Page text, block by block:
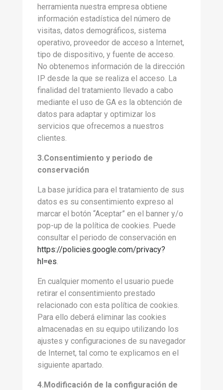
herramienta nuestra empresa obtiene
información estadística del número de
visitas, datos demográficos, sistema
operativo, proveedor de acceso a Internet,
tipo de dispositivo, y fuente de acceso.
No obtenemos información de la dirección
IP desde la que se realiza el acceso. La
finalidad del tratamiento llevado a cabo
mediante el uso de GA es la obtención de
datos para adaptar y optimizar los
servicios que ofrecemos a nuestros
clientes.
3.Consentimiento y periodo de
conservación
La base jurídica para el tratamiento de sus
datos es su consentimiento expreso al
marcar el botón “Aceptar” en el banner y/o
pop-up de la política de cookies. Puede
consultar el periodo de conservación en
https://policies.google.com/privacy?
hl=es.
En cualquier momento el usuario puede
retirar el consentimiento prestado
relacionado con esta política de cookies.
Para ello deberá eliminar las cookies
almacenadas en su equipo utilizando los
ajustes y configuraciones de su navegador
de Internet, tal como te explicamos en el
siguiente apartado.
4.Modificación de la configuración de